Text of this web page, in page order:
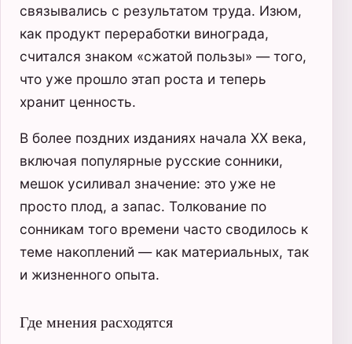
связывались с результатом труда. Изюм,
как продукт переработки винограда,
считался знаком «сжатой пользы» — того,
что уже прошло этап роста и теперь
хранит ценность.
В более поздних изданиях начала XX века,
включая популярные русские сонники,
мешок усиливал значение: это уже не
просто плод, а запас. Толкование по
сонникам того времени часто сводилось к
теме накоплений — как материальных, так
и жизненного опыта.
Где мнения расходятся